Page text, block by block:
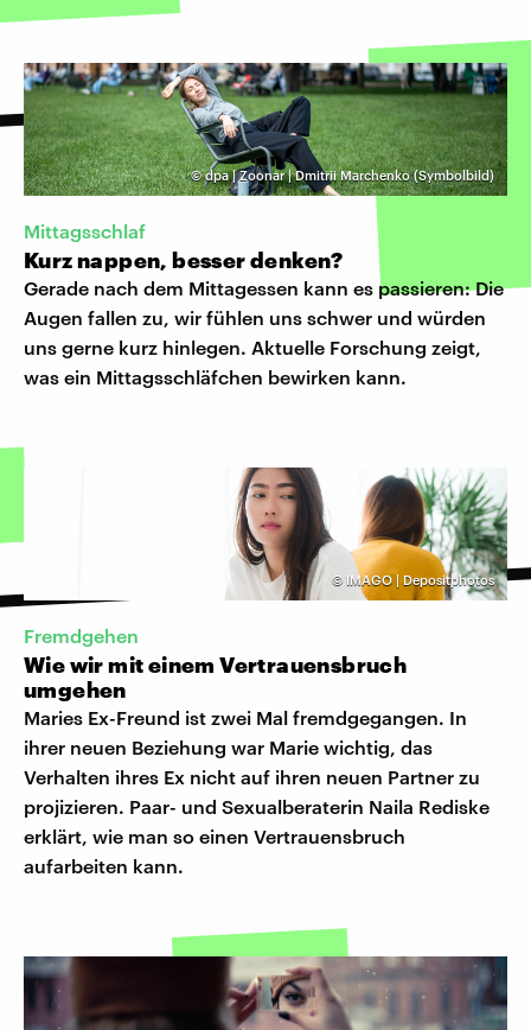
©dpa | Zoonar | Dmitrii Marchenko (Symbolbild)
Mittagsschlaf
Kurz nappen, besser denken?
Gerade nach dem Mittagessen kann es passieren: Die
Augen fallen zu, wir fühlen uns schwer und würden
uns gerne kurz hinlegen. Aktuelle Forschung zeigt,
was ein Mittagsschläfchen bewirken kann.
© IMAGO | Depositphotos
Fremdgehen
Wie wir mit einem Vertrauensbruch
umgehen
Maries Ex-Freund ist zwei Mal fremdgegangen. In
ihrer neuen Beziehung war Marie wichtig, das
Verhalten ihres Ex nicht auf ihren neuen Partner zu
projizieren. Paar- und Sexualberaterin Naila Rediske
erklärt, wie man so einen Vertrauensbruch
aufarbeiten kann.